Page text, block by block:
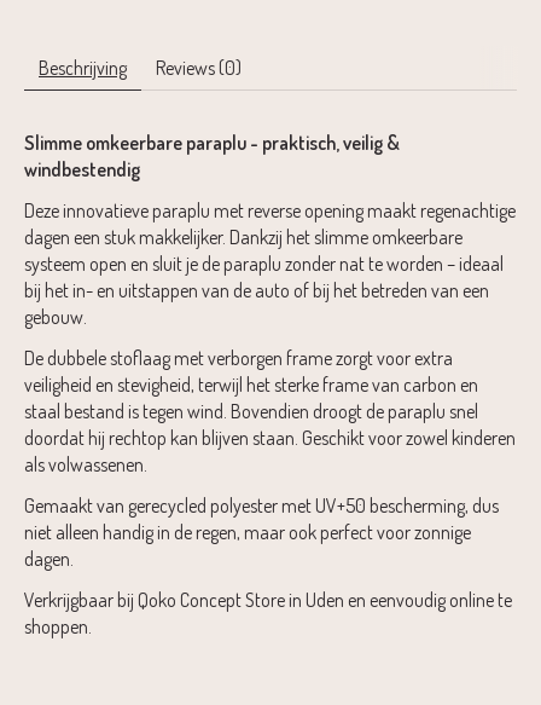
Beschrijving Reviews (0)
Slimme omkeerbare paraplu - praktisch, veilig &
windbestendig
Deze innovatieve paraplu met reverse opening maakt regenachtige
dagen een stuk makkelijker. Dankzij het slimme omkeerbare
systeem open en sluit je de paraplu zonder nat te worden – ideaal
bij het in- en uitstappen van de auto of bij het betreden van een
gebouw.
De dubbele stoflaag met verborgen frame zorgt voor extra
veiligheid en stevigheid, terwijl het sterke frame van carbon en
staal bestand is tegen wind. Bovendien droogt de paraplu snel
doordat hij rechtop kan blijven staan. Geschikt voor zowel kinderen
als volwassenen.
Gemaakt van gerecycled polyester met UV+50 bescherming, dus
niet alleen handig in de regen, maar ook perfect voor zonnige
dagen.
Verkrijgbaar bij Qoko Concept Store in Uden en eenvoudig online te
shoppen.